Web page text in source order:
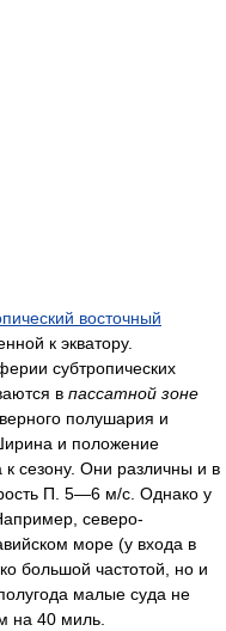
восточный
к экватору.
субтропических
в пассатной зоне
полушария и
и положение
сезону. Они различны и в
П. 5—6 м/с. Однако у
северо-
море (у входа в
большой частотой, но и
малые суда не
на 40 миль.